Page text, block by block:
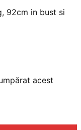
92cm in bust si
acest